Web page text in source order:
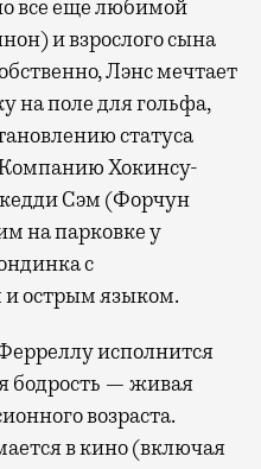
все еще любимой
и взрослого сына
Лэнс мечтает
на поле для гольфа,
статуса
Компанию Хокинсу-
кедди Сэм (Форчун
на парковке у
с
острым языком.
исполнится
бодрость — живая
возраста.
в кино (включая